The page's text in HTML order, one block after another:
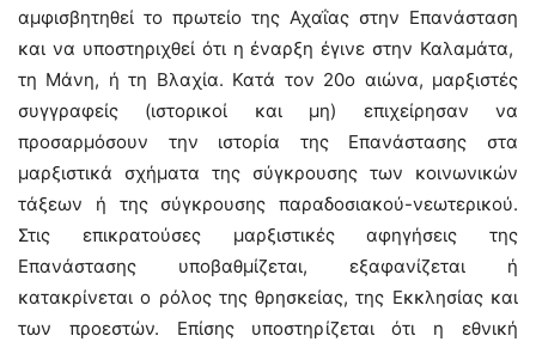
αμφισβητηθεί το πρωτείο της Αχαΐας στην Επανάσταση
και να υποστηριχθεί ότι η έναρξη έγινε στην Καλαμάτα,
τη Μάνη, ή τη Βλαχία. Κατά τον 20ο αιώνα, μαρξιστές
συγγραφείς (ιστορικοί και μη) επιχείρησαν να
προσαρμόσουν την ιστορία της Επανάστασης στα
μαρξιστικά σχήματα της σύγκρουσης των κοινωνικών
τάξεων ή της σύγκρουσης παραδοσιακού-νεωτερικού.
Στις επικρατούσες μαρξιστικές αφηγήσεις της
Επανάστασης υποβαθμίζεται, εξαφανίζεται ή
κατακρίνεται ο ρόλος της θρησκείας, της Εκκλησίας και
των προεστών. Επίσης υποστηρίζεται ότι η εθνική